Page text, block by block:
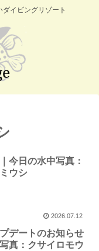
イビングリゾート
今日の水中写真：
ウシ
2026.07.12
デートのお知らせ
真：クサイロモウ